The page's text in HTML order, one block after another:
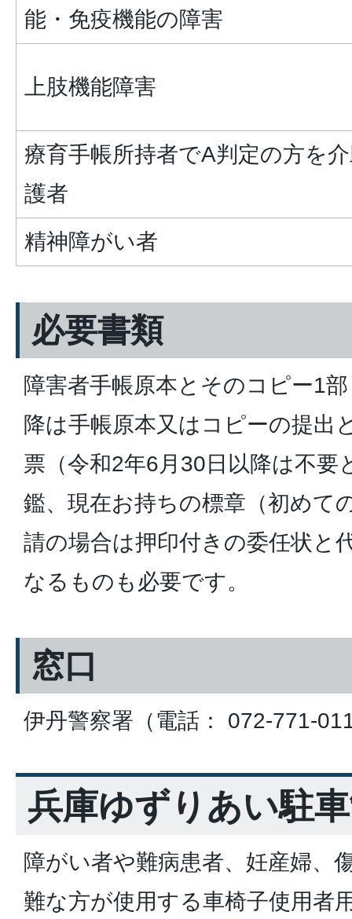
能・免疫機能の障害
上肢機能障害
療育手帳所持者でA判定の方を
護者
精神障がい者
必要書類
障害者手帳原本とそのコピー1
降は手帳原本又はコピーの提出
票（令和2年6月30日以降は不要
鑑、現在お持ちの標章（初めて
請の場合は押印付きの委任状と
なるものも必要です。
窓口
伊丹警察署（電話： 072-
兵庫ゆずりあい駐
障がい者や難病患者、妊産婦、
難な方が使用する車椅子使用者